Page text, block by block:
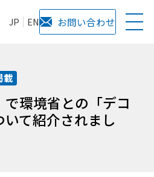
JP EN お問い合わせ
載
で環境省との「デコ
て紹介されまし